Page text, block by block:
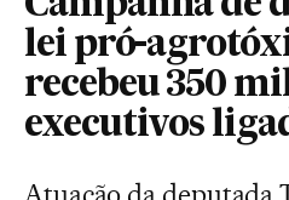
lei pró-
recebeu 350
executivos